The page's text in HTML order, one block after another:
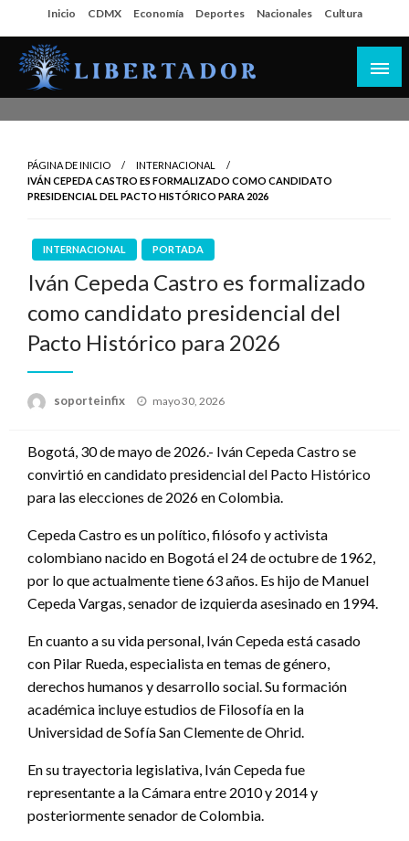
al
contenido
Inicio CDMX Economía Deportes Nacionales Cultura
PÁGINA DE INICIO
INTERNACIONAL
IVÁN CEPEDA CASTRO ES FORMALIZADO COMO CANDIDATO
PRESIDENCIAL DEL PACTO HISTÓRICO PARA 2026
INTERNACIONAL PORTADA
Iván Cepeda Castro es formalizado
como candidato presidencial del
Pacto Histórico para 2026
soporteinfix
Publicado
mayo 30, 2026
Bogotá, 30 de mayo de 2026.- Iván Cepeda Castro se
convirtió en candidato presidencial del Pacto Histórico
para las elecciones de 2026 en Colombia.
Cepeda Castro es un político, filósofo y activista
colombiano nacido en Bogotá el 24 de octubre de 1962,
por lo que actualmente tiene 63 años. Es hijo de Manuel
Cepeda Vargas, senador de izquierda asesinado en 1994.
En cuanto a su vida personal, Iván Cepeda está casado
con Pilar Rueda, especialista en temas de género,
derechos humanos y desarrollo social. Su formación
académica incluye estudios de Filosofía en la
Universidad de Sofía San Clemente de Ohrid.
En su trayectoria legislativa, Iván Cepeda fue
representante a la Cámara entre 2010 y 2014 y
posteriormente senador de Colombia.